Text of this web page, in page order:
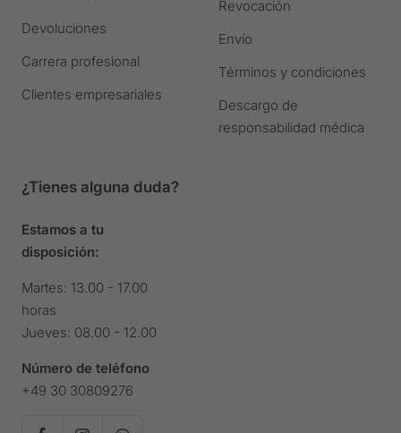
Devoluciones
Carrera profesional
Clientes empresariales
Revocación
Envío
Términos y condiciones
Descargo de
responsabilidad médica
¿Tienes alguna duda?
Estamos a tu
disposición:
Martes: 13.00 - 17.00
horas
Jueves: 08.00 - 12.00
Número de teléfono
+49 30 30809276